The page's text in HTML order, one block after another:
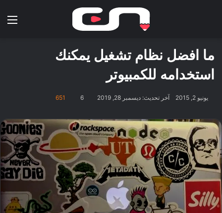
ما افضل نظام تشغيل يمكنك
استخدامه للكمبيوتر
يونيو 2, 2015 آخر تحديث: ديسمبر 28, 2019 6
651